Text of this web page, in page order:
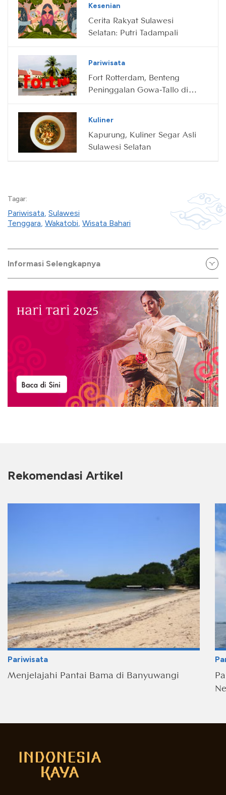
Kesenian
Cerita Rakyat Sulawesi
Selatan: Putri Tadampali
Pariwisata
Fort Rotterdam, Benteng
Peninggalan Gowa-Tallo di
Kuliner
Kapurung, Kuliner Segar Asli
Sulawesi Selatan
Tagar:
Pariwisata, Sulawesi
Tenggara, Wakatobi, Wisata Bahari
Informasi Selengkapnya
Rekomendasi Artikel
Pariwisata
Menjelajahi Pantai Bama di Banyuwangi